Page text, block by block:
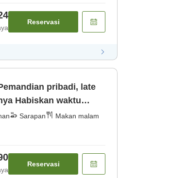
Reservasi
pribadi, late
[Sarapan]
Sarapan Makan malam
Reservasi